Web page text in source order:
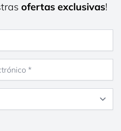
ofertas exclusivas!